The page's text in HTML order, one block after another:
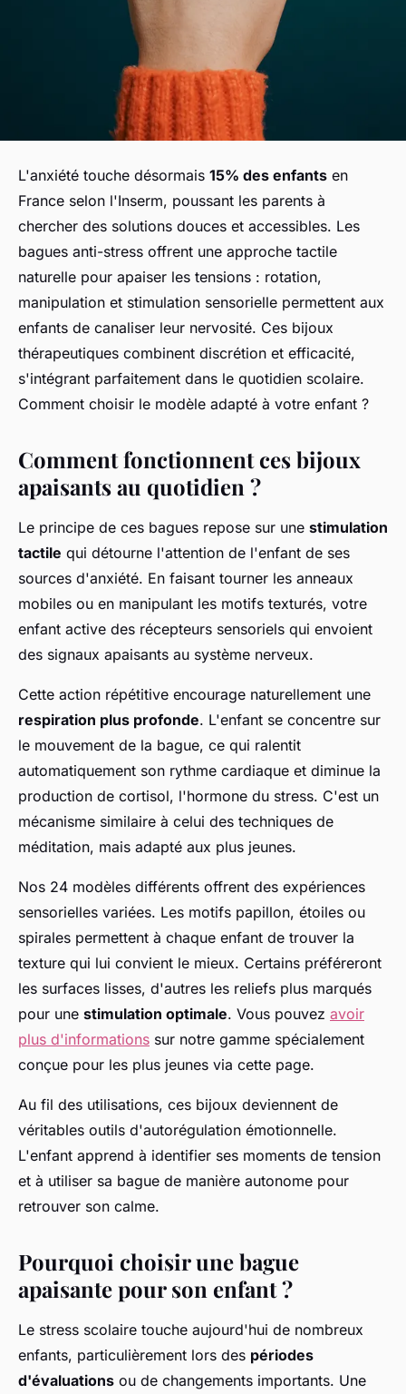
L'anxiété touche désormais 15% des enfants en
France selon l'Inserm, poussant les parents à
chercher des solutions douces et accessibles. Les
bagues anti-stress offrent une approche tactile
naturelle pour apaiser les tensions : rotation,
manipulation et stimulation sensorielle permettent aux
enfants de canaliser leur nervosité. Ces bijoux
thérapeutiques combinent discrétion et efficacité,
s'intégrant parfaitement dans le quotidien scolaire.
Comment choisir le modèle adapté à votre enfant ?
Comment fonctionnent ces bijoux
apaisants au quotidien ?
Le principe de ces bagues repose sur une stimulation
tactile qui détourne l'attention de l'enfant de ses
sources d'anxiété. En faisant tourner les anneaux
mobiles ou en manipulant les motifs texturés, votre
enfant active des récepteurs sensoriels qui envoient
des signaux apaisants au système nerveux.
Cette action répétitive encourage naturellement une
respiration plus profonde. L'enfant se concentre sur
le mouvement de la bague, ce qui ralentit
automatiquement son rythme cardiaque et diminue la
production de cortisol, l'hormone du stress. C'est un
mécanisme similaire à celui des techniques de
méditation, mais adapté aux plus jeunes.
Nos 24 modèles différents offrent des expériences
sensorielles variées. Les motifs papillon, étoiles ou
spirales permettent à chaque enfant de trouver la
texture qui lui convient le mieux. Certains préféreront
les surfaces lisses, d'autres les reliefs plus marqués
pour une stimulation optimale. Vous pouvez avoir
plus d'informations sur notre gamme spécialement
conçue pour les plus jeunes via cette page.
Au fil des utilisations, ces bijoux deviennent de
véritables outils d'autorégulation émotionnelle.
L'enfant apprend à identifier ses moments de tension
et à utiliser sa bague de manière autonome pour
retrouver son calme.
Pourquoi choisir une bague
apaisante pour son enfant ?
Le stress scolaire touche aujourd'hui de nombreux
enfants, particulièrement lors des périodes
d'évaluations ou de changements importants. Une